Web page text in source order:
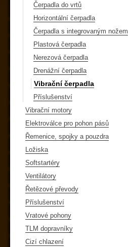
Čerpadla do vrtů
Horizontální čerpadla
Čerpadla s integrovaným nožem
Plastová čerpadla
Nerezová čerpadla
Drenážní čerpadla
Vibrační čerpadla
Příslušenství
Vibrační motory
Elektroválce pro pohon pásů
Řemenice, spojky a pouzdra
Ložiska
Softstartéry
Ventilátory
Řetězové převody
Příslušenství
Vratové pohony
TLM dopravníky
Cizí chlazení